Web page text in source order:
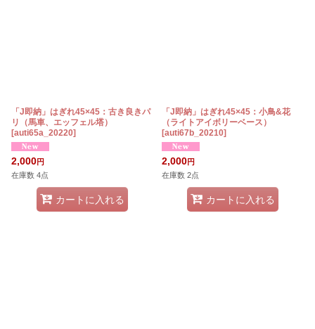
「J即納」はぎれ45×45：古き良きパ
リ（馬車、エッフェル塔）
[auti65a_20220]
2,000円
在庫数 4点
カートに入れる
「J即納」はぎれ45×45：小鳥&花
（ライトアイボリーベース）
[auti67b_20210]
2,000円
在庫数 2点
カートに入れる